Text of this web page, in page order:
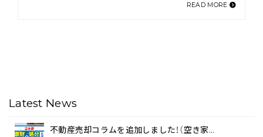
READ MORE
Latest News
不動産売却コラムを追加しました！（空き家…